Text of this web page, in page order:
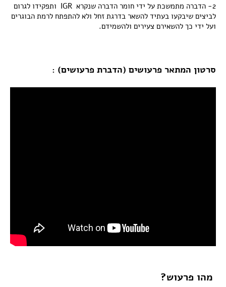
2- הדברה מתמשכת על ידי חומר הדברה שנקרא IGR ותפקידו לגרום
לביצים שיבקעו בעתיד להשאר בדרגת זחל ולא להתפתח לרמת הבוגרים
ועל ידי כך להשאירם צעירים ולהשמידם.
סרטון המתאר פרעושים (הדברת פרעושים) :
מהו פרעוש?